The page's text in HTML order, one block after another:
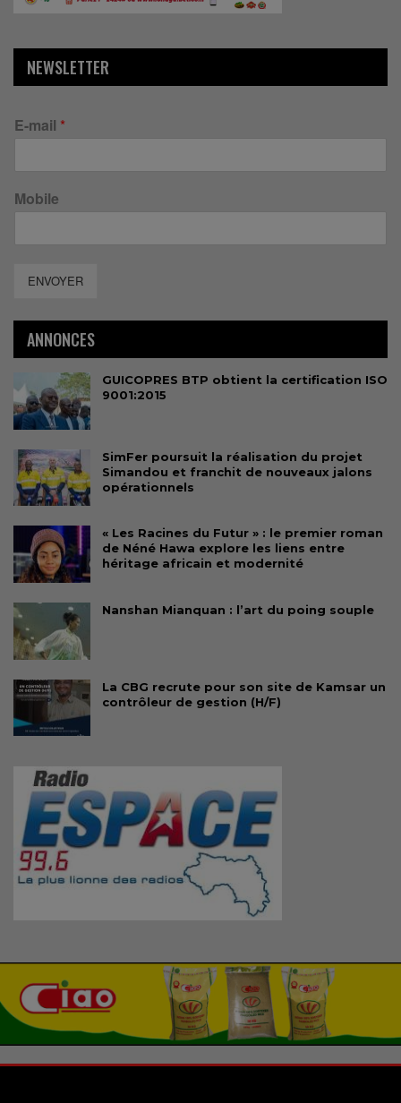
NEWSLETTER
E-mail *
Mobile
ENVOYER
ANNONCES
GUICOPRES BTP obtient la certification ISO
9001:2015
SimFer poursuit la réalisation du projet
Simandou et franchit de nouveaux jalons
opérationnels
« Les Racines du Futur » : le premier roman
de Néné Hawa explore les liens entre
héritage africain et modernité
Nanshan Mianquan : l’art du poing souple
La CBG recrute pour son site de Kamsar un
contrôleur de gestion (H/F)